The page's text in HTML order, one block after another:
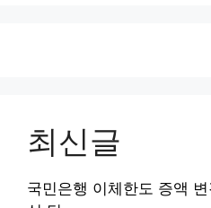
최신글
국민은행 이체한도 증액